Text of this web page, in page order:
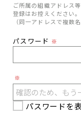
ご所属の組織アドレス
登録はお控えください。
（同一アドレスで複数
パスワード ※
※
パスワードを